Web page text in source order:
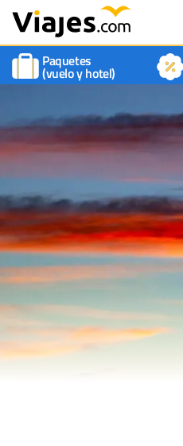
Paquetes
(vuelo y hotel)